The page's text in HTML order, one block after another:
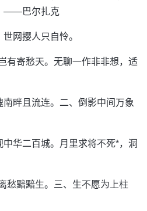
——巴尔扎克
网撄人只自怜。
有寄愁天。无聊一作非非想，适
畔且流连。二、倒影中间万象
中华二百城。月里求将不死*，洞
愁黯黯生。三、生不愿为上柱